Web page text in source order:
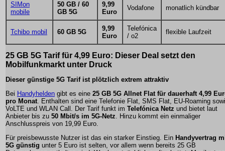
SIMon
mobile
50 GB / 60
GB 5G
9,99
Euro
Vodafone monatlich kündbar
Tchibo mobil 60 GB 5G
9,99
Euro
Telefónica
/ o2
flexible Laufzeit
25 GB 5G Tarif für 4,99 Euro: Dieser Deal setzt den
Mobilfunkmarkt unter Druck
Dieser günstige 5G Tarif ist plötzlich extrem attraktiv
Bei Handyhelden gibt es eine 25 GB 5G Allnet Flat für dauerhaft 4,99
pro Monat. Enthalten sind eine Telefonie Flat, SMS Flat, EU-Roaming
VoLTE und WLAN Call. Der Tarif funkt im Telefónica Netz und bietet laut
Anbieter bis zu 50 Mbit/s im 5G-Netz. Hinzu kommt ein einmaliger
Anschlusspreis von 19,99 Euro.
Für preisbewusste Nutzer ist das ein starker Einstieg. Ein Handyvertrag
5G günstig unter 5 Euro ist selten, vor allem wenn bereits 25 GB